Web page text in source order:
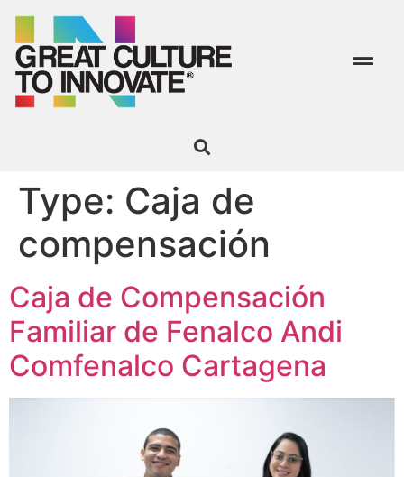
Type: Caja de
compensación
Caja de Compensación
Familiar de Fenalco Andi
Comfenalco Cartagena